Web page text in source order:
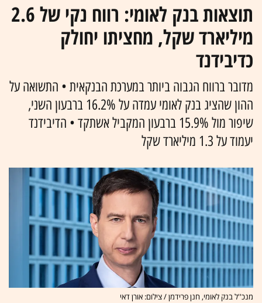
תוצאות בנק לאומי: רווח נקי של 2.6
מיליארד שקל, מחציתו יחולק
כדיבידנד
מדובר ברווח הגבוה ביותר במערכת הבנקאית • התשואה על
ההון שהציג בנק לאומי עמדה על 16.2% ברבעון השני,
שיפור מול 15.9% ברבעון המקביל אשתקד • הדיבידנד
יעמוד על 1.3 מיליארד שקל
מנכ''ל בנק לאומי, חנן פרידמן / צילום: אורן דאי